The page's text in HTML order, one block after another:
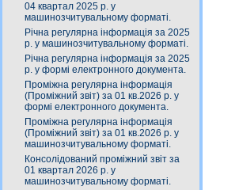
04 квартал 2025 р. у
машинозчитувальному форматі.
Річна регулярна інформація за 2025
р. у машинозчитувальному форматі.
Річна регулярна інформація за 2025
р. у формі електронного документа.
Проміжна регулярна інформація
(Проміжний звіт) за 01 кв.2026 р. у
формі електронного документа.
Проміжна регулярна інформація
(Проміжний звіт) за 01 кв.2026 р. у
машинозчитувальному форматі.
Консолідований проміжний звіт за
01 квартал 2026 р. у
машинозчитувальному форматі.